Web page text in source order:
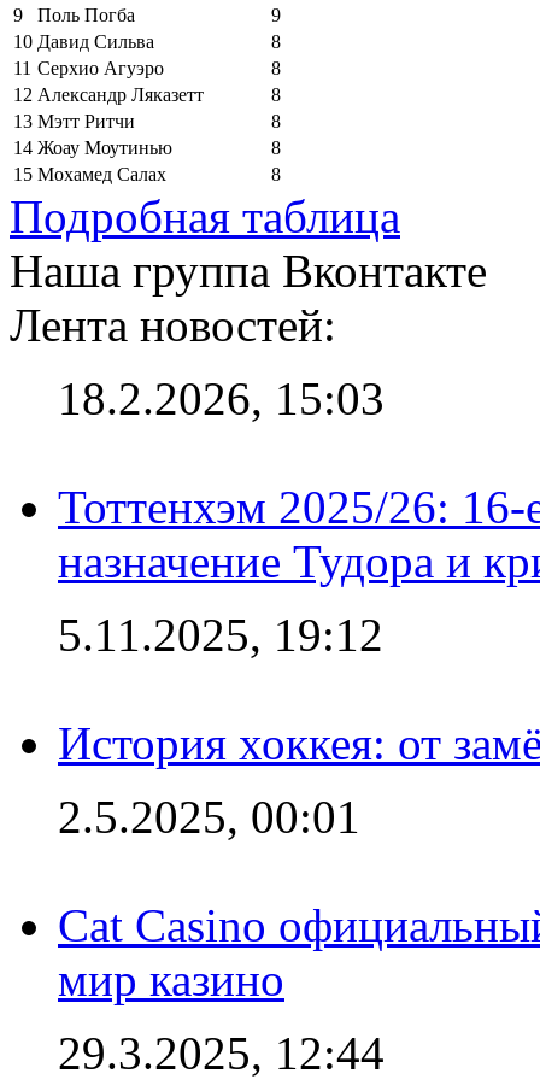
9
Поль Погба
9
10 Давид Сильва
8
11 Серхио Агуэро
8
12 Александр Ляказетт
8
13 Мэтт Ритчи
8
14 Жоау Моутинью
8
15 Мохамед Салах 8
Подробная таблица
Наша группа Вконтакте
Лента новостей:
18.2.2026, 15:03
Тоттенхэм 2025/26:
назначение Тудора и
5.11.2025, 19:12
История хоккея: от
2.5.2025, 00:01
Cat Casino
мир казино
29.3.2025, 12:44